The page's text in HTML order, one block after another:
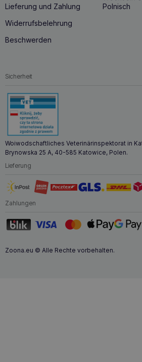
Lieferung und Zahlung
Widerrufsbelehrung
Beschwerden
Polnisch
Sicherheit
Woiwodschaftliches Veterinärinspektorat in
Brynowska 25 A, 40-585 Katowice, Polen.
Lieferung
Zahlungen
Zoona.eu © Alle Rechte vorbehalten.